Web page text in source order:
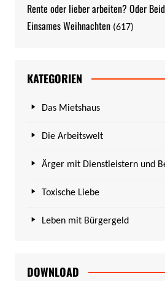
Rente oder lieber arbeiten? Oder
Einsames Weihnachten (617)
KATEGORIEN
Das Mietshaus
Die Arbeitswelt
Ärger mit Dienstleistern und
Toxische Liebe
Leben mit Bürgergeld
DOWNLOAD